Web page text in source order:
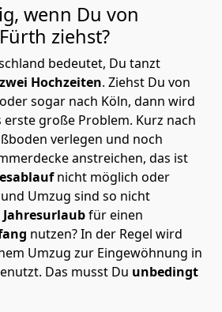
wenn Du von
ziehst?
bedeutet, Du tanzt
zwei Hochzeiten. Ziehst Du von
sogar nach Köln, dann wird
große Problem. Kurz nach
verlegen und noch
anstreichen, das ist
nicht möglich oder
Umzug sind so nicht
Jahresurlaubfür einen
nutzen? In der Regel wird
Umzug zur Eingewöhnung in
Das musst Du unbedingt